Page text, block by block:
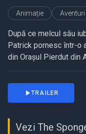
Animație Aventuri
După ce melcul său
Patrick pornesc într-o
din Orașul Pierdut din
TRAILER
Vezi The